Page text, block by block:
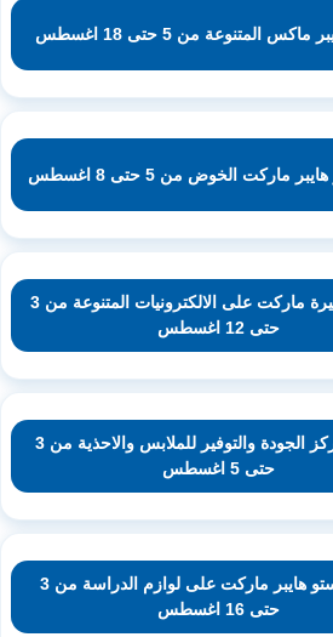
المتنوعة من 5 حتى 18 اغسطس
ماركت الخوض من 5 حتى 8 اغسطس
عروض الميرة ماركت على الالكترونيات المتنوعة من 3
حتى 12 اغسطس
عروض مركز الجودة والتوفير للملابس والاحذية من 3
حتى 5 اغسطس
عروض نستو هايبر ماركت على لوازم الدراسة من 3
حتى 16 اغسطس